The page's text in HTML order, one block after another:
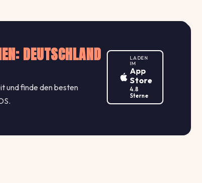
DEUTSCHLAND
und finde den besten
LADEN
IM
App
Store
4.8
Sterne